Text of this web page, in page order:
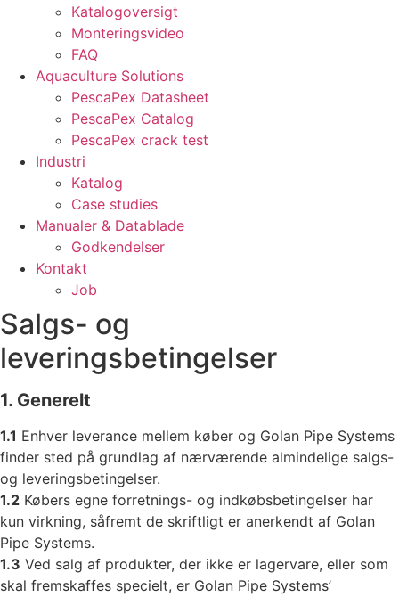
Katalogoversigt
Monteringsvideo
FAQ
Aquaculture Solutions
PescaPex Datasheet
PescaPex Catalog
PescaPex crack test
Industri
Katalog
Case studies
Manualer & Datablade
Godkendelser
Kontakt
Job
Salgs- og
leveringsbetingelser
1. Generelt
1.1 Enhver leverance mellem køber og Golan Pipe Systems
finder sted på grundlag af nærværende almindelige salgs-
og leveringsbetingelser.
1.2 Købers egne forretnings- og indkøbsbetingelser har
kun virkning, såfremt de skriftligt er anerkendt af Golan
Pipe Systems.
1.3 Ved salg af produkter, der ikke er lagervare, eller som
skal fremskaffes specielt, er Golan Pipe Systems’